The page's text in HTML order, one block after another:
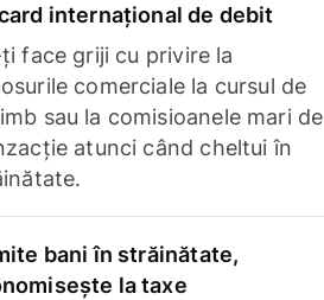
internațional de debit
face griji cu privire la
comerciale la cursul de
sau la comisioanele mari de
atunci când cheltui în
bani în străinătate,
la taxe